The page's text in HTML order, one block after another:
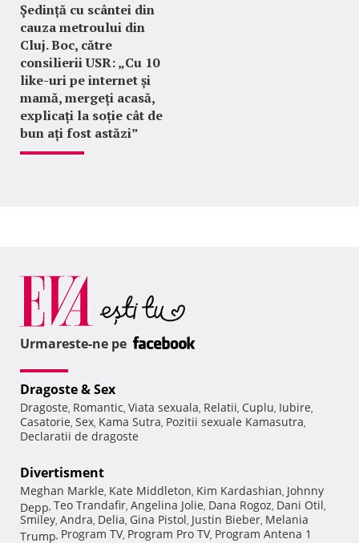
Ședință cu scântei din
cauza metroului din
Cluj. Boc, către
consilierii USR: „Cu 10
like-uri pe internet și
mamă, mergeți acasă,
explicați la soție cât de
bun ați fost astăzi”
Urmareste-ne pe
Dragoste & Sex
Dragoste, Romantic, Viata sexuala, Relatii, Cuplu, Iubire,
Casatorie, Sex, Kama Sutra, Pozitii sexuale Kamasutra,
Declaratii de dragoste
Divertisment
Meghan Markle, Kate Middleton, Kim Kardashian, Johnny
Depp, Teo Trandafir, Angelina Jolie, Dana Rogoz, Dani Otil,
Smiley, Andra, Delia, Gina Pistol, Justin Bieber, Melania
Trump, Program TV, Program Pro TV, Program Antena 1